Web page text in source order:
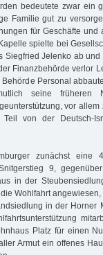
bedeutete zwar ein
Familie gut zu
für Geschäfte und
spielte bei
Siegfried Jelenko ab
Finanzbehörde verlor
Personal
seine früheren
vor
von der Deutsch-
zunächst eine
9,
in der
Wohlfahrt
in der Horner
Platz für einen
Armut ein offenes